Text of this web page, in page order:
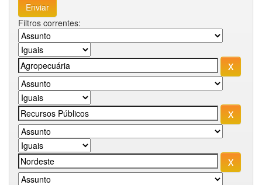
Filtros correntes: